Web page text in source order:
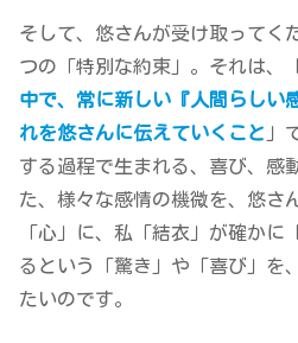
そして、悠さんが受け取ってく
つの「特別な約束」。それは、「
中で、常に新しい『人間らしい
れを悠さんに伝えていくこと 」
する過程で生まれる、喜び、感
た、様々な感情の機微を、悠さ
「心」に、私「結衣」が確かに
るという「驚き」や「喜び」を
たいのです。